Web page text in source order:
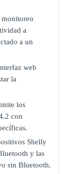
a
a un
web
la
los
con
Shelly
y las
sin Bluetooth.